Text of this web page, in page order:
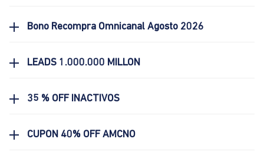
Bono Recompra Omnicanal Agosto 2026
LEADS 1.000.000 MILLON
35 % OFF INACTIVOS
CUPON 40% OFF AMCNO